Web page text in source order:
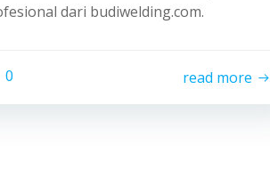
dari budiwelding.com.
0 read more